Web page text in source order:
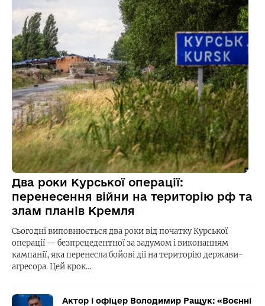
Два роки Курської операції:
перенесення війни на територію рф та
злам планів Кремля
Сьогодні виповнюється два роки від початку Курської
операції — безпрецедентної за задумом і виконанням
кампанії, яка перенесла бойові дії на територію держави-
агресора. Цей крок…
Актор і офіцер Володимир Ращук: «Воєнні